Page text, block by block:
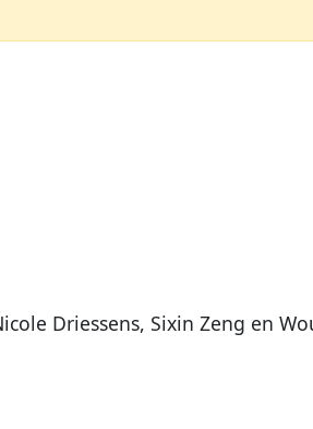
Driessens, Sixin Zeng en